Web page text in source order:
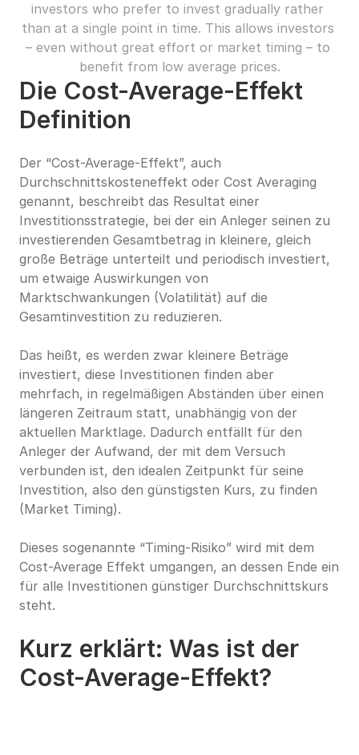
investors who prefer to invest gradually rather
than at a single point in time. This allows investors
– even without great effort or market timing – to
benefit from low average prices.
Die Cost-Average-Effekt
Definition
Der “Cost-Average-Effekt”, auch
Durchschnittskosteneffekt oder Cost Averaging
genannt, beschreibt das Resultat einer
Investitionsstrategie, bei der ein Anleger seinen zu
investierenden Gesamtbetrag in kleinere, gleich
große Beträge unterteilt und periodisch investiert,
um etwaige Auswirkungen von
Marktschwankungen (Volatilität) auf die
Gesamtinvestition zu reduzieren.
Das heißt, es werden zwar kleinere Beträge
investiert, diese Investitionen finden aber
mehrfach, in regelmäßigen Abständen über einen
längeren Zeitraum statt, unabhängig von der
aktuellen Marktlage. Dadurch entfällt für den
Anleger der Aufwand, der mit dem Versuch
verbunden ist, den idealen Zeitpunkt für seine
Investition, also den günstigsten Kurs, zu finden
(Market Timing).
Dieses sogenannte “Timing-Risiko” wird mit dem
Cost-Average Effekt umgangen, an dessen Ende ein
für alle Investitionen günstiger Durchschnittskurs
steht.
Kurz erklärt: Was ist der
Cost-Average-Effekt?